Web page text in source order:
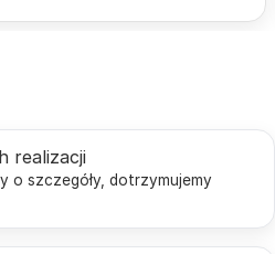
realizacji
o szczegóły, dotrzymujemy